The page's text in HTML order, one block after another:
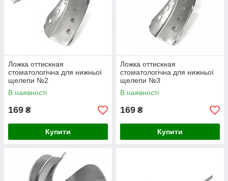
Ложка оттискная
стоматологічна для нижньої
щелепи №2
В наявності
169 ₴
Купити
Ложка оттискная
стоматологічна для нижньої
щелепи №3
В наявності
169 ₴
Купити